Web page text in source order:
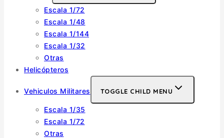
Escala 1/72
Escala 1/48
Escala 1/144
Escala 1/32
Otras
Helicópteros
Vehiculos Militares TOGGLE CHILD MENU
Escala 1/35
Escala 1/72
Otras